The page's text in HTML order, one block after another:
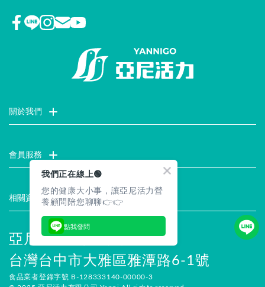
關於我們
會員服務
最新消息 註冊會員
試用索取 服務說明
相關資訊
常見問題 隱私權聲明
企業徵才 安全保證
合作提案
亞尼活力有限公司
台灣台中市大雅區雅潭路6-1號
食品業者登錄字號 B-128333140-00000-3
我們正在線上🟢
您的健康大小事，讓亞尼活力營
養顧問陪您聊聊👉👉
點我發問